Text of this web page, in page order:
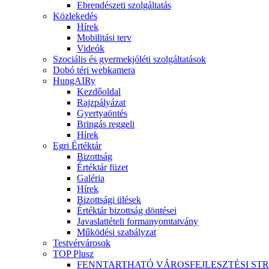
Ebrendészeti szolgáltatás
Közlekedés
Hírek
Mobilitási terv
Videók
Szociális és gyermekjóléti szolgáltatások
Dobó téri webkamera
HungAIRy
Kezdőoldal
Rajzpályázat
Gyertyaöntés
Bringás reggeli
Hírek
Egri Értéktár
Bizottság
Értéktár füzet
Galéria
Hírek
Bizottsági ülések
Értéktár bizottság döntései
Javaslattételi formanyomtatvány
Működési szabályzat
Testvérvárosok
TOP Plusz
FENNTARTHATÓ VÁROSFEJLESZTÉSI